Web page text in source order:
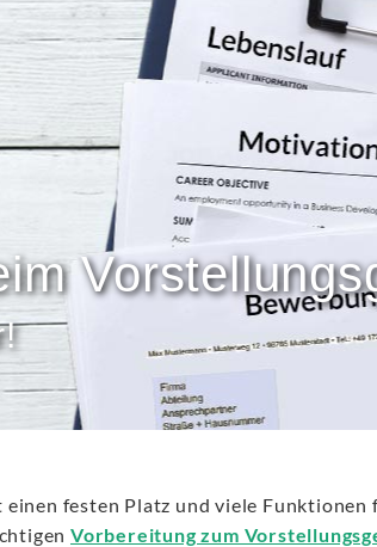
festen Platz und viele Funktionen
Vorbereitung zum